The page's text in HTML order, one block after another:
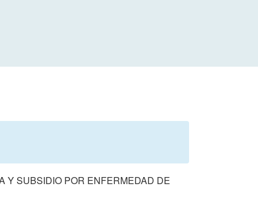
Y SUBSIDIO POR ENFERMEDAD DE